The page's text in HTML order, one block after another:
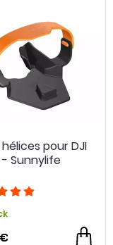
pour DJI
- Sunnylife